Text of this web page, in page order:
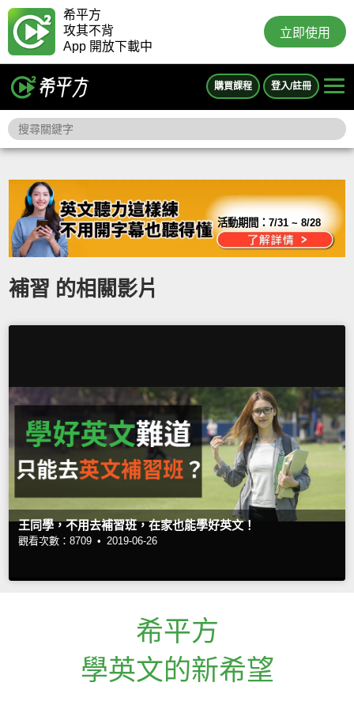
希平方
攻其不背
App 開放下載中
立即使用
購買課程 登入/註冊
活動期間：7/31 ~ 8/28
補習 的相關影片
王同學，不用去補習班，在家也能學好英文！
觀看次數：8709 • 2019-06-26
希平方
學英文的新希望